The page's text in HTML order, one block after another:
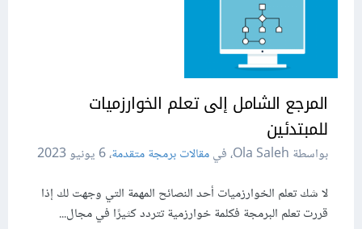
المرجع الشامل إلى تعلم الخوارزميات
للمبتدئين
بواسطة Ola Saleh، في مقالات برمجة متقدمة،6 يونيو 2023
لا شك تعلم الخوارزميات أحد النصائح المهمة التي وجهت لك إذا
قررت تعلم البرمجة فكلمة خوارزمية تتردد كثيرًا في مجال...